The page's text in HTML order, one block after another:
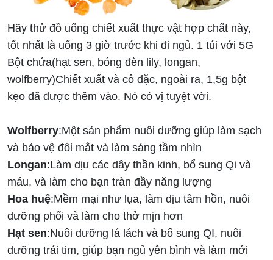
Hãy thử đồ uống chiết xuất thực vật hợp chất này,
tốt nhất là uống 3 giờ trước khi đi ngủ. 1 túi với 5G
Bột chứa(hạt sen, bóng đèn lily, longan,
wolfberry)Chiết xuất và cô đặc, ngoài ra, 1,5g bột
kẹo đã được thêm vào. Nó có vị tuyệt vời.
Wolfberry:Một sản phẩm nuôi dưỡng giúp làm sạch
và bảo vệ đôi mắt và làm sáng tầm nhìn
Longan:Làm dịu các dây thần kinh, bổ sung Qi và
máu, và làm cho bạn tràn đầy năng lượng
Hoa huệ:Mềm mại như lụa, làm dịu tâm hồn, nuôi
dưỡng phổi và làm cho thở mịn hơn
Hạt sen:Nuôi dưỡng lá lách và bổ sung QI, nuôi
dưỡng trái tim, giúp bạn ngủ yên bình và làm mới